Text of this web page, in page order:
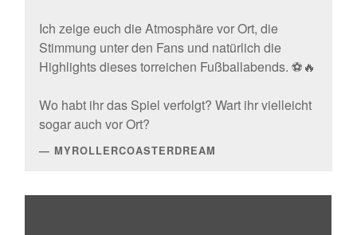
Ich zeige euch die Atmosphäre vor Ort, die
Stimmung unter den Fans und natürlich die
Highlights dieses torreichen Fußballabends. ⚽🔥
Wo habt ihr das Spiel verfolgt? Wart ihr vielleicht
sogar auch vor Ort?
MYROLLERCOASTERDREAM